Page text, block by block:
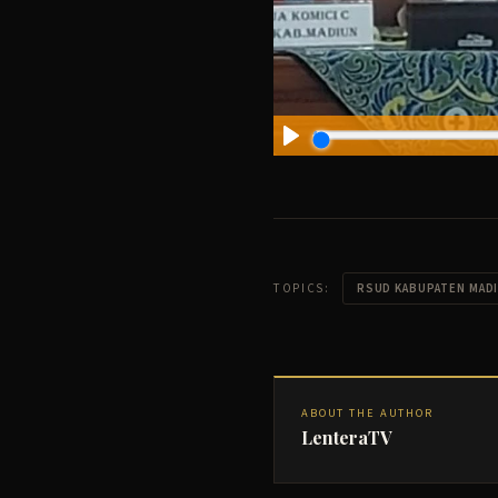
TOPICS: RSUD KABUPATEN
ABOUT THE AUTHOR
LenteraTV